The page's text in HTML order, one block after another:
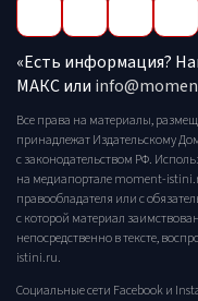
«Есть информация?
МАКС или
Все права на материалы,
принадлежат Издательскому
с законодательством РФ.
на медиапортале moment-
правообладателя или с
с которой материал
непосредственно в тексте,
istini.ru.
Социальные сети Facebook и